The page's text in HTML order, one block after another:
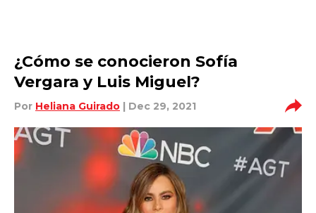
¿Cómo se conocieron Sofía
Vergara y Luis Miguel?
Por Heliana Guirado | Dec 29, 2021